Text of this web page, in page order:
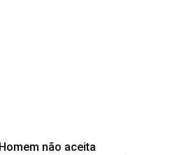
Homem não aceita